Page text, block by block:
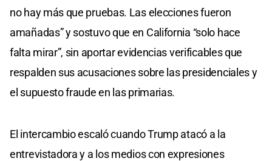
no hay más que pruebas. Las elecciones fueron
amañadas” y sostuvo que en California “solo hace
falta mirar”, sin aportar evidencias verificables que
respalden sus acusaciones sobre las presidenciales y
el supuesto fraude en las primarias.
El intercambio escaló cuando Trump atacó a la
entrevistadora y a los medios con expresiones